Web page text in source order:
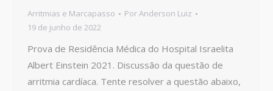
Arritmias e Marcapasso PorAnderson Luiz
19 de junho de 2022
Prova de Residência Médica do Hospital Israelita
Albert Einstein 2021. Discussão da questão de
arritmia cardíaca. Tente resolver a questão abaixo,